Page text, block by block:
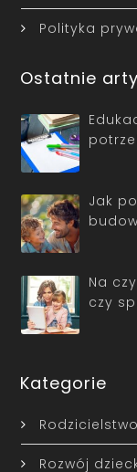
Polityka
Ostatnie
Jak
Na
czy
Kategorie
Rodzicielstwo
Rozwój